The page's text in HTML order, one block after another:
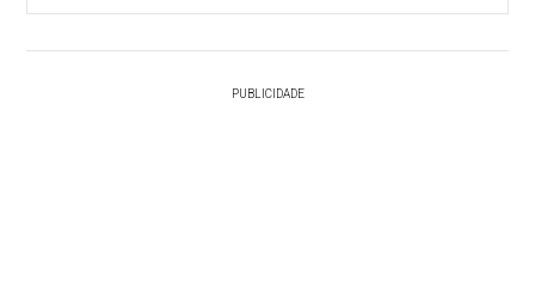
PUBLICIDADE